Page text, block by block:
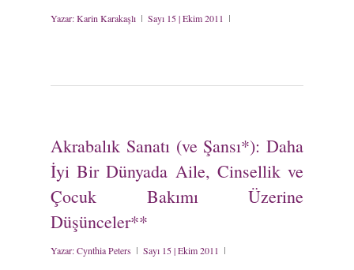
Yazar:Karin Karakaşlı Sayı 15 | Ekim 2011
Akrabalık Sanatı (ve Şansı*): Daha
İyi Bir Dünyada Aile, Cinsellik ve
Çocuk Bakımı Üzerine
Düşünceler**
Yazar:Cynthia Peters Sayı 15 | Ekim 2011